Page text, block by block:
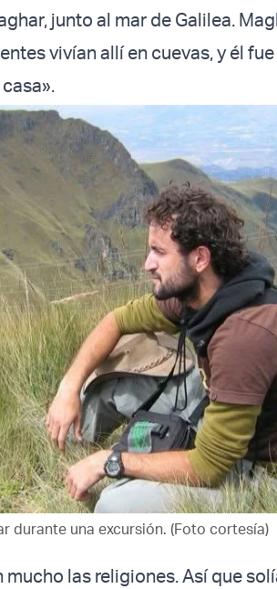
junto al mar de Galilea.
vivían allí en cuevas, y él
durante una excursión. (Foto cortesía)
mucho las religiones. Así que